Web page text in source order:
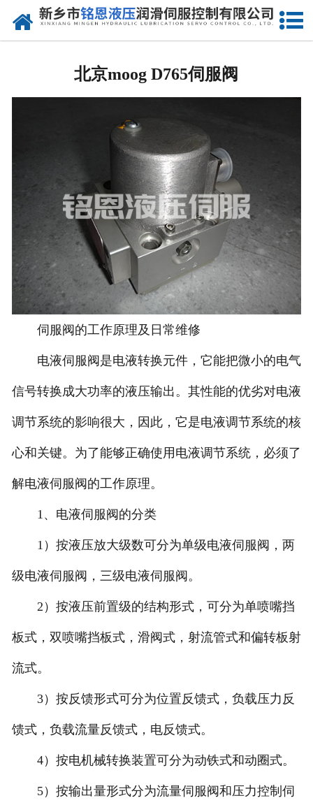
网站首页
北京Parker比例阀
- 北京vickers比例阀
- 北京ARGO-HYTOS比例阀
- 北京atos比例阀
北京进口伺服阀维修
- 北京MOOG伺服阀
- 北京力士乐伺服阀
- 北京EMG伺服阀
- 北京MTS伺服阀
北京穆格伺服维修
北京柱塞泵维修
北京国产品牌伺服阀维修
北京moog D765伺服阀
伺服阀的工作原理及日常维修
电液伺服阀是电液转换元件，它能把微小的电气
信号转换成大功率的液压输出。其性能的优劣对电液
调节系统的影响很大，因此，它是电液调节系统的核
心和关键。为了能够正确使用电液调节系统，必须了
解电液伺服阀的工作原理。
1、电液伺服阀的分类
1）按液压放大级数可分为单级电液伺服阀，两
级电液伺服阀，三级电液伺服阀。
2）按液压前置级的结构形式，可分为单喷嘴挡
板式，双喷嘴挡板式，滑阀式，射流管式和偏转板射
流式。
3）按反馈形式可分为位置反馈式，负载压力反
馈式，负载流量反馈式，电反馈式。
4）按电机械转换装置可分为动铁式和动圈式。
5）按输出量形式分为流量伺服阀和压力控制伺